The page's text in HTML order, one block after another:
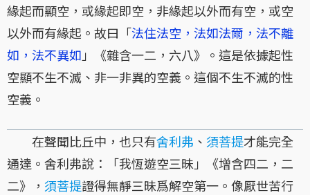
緣起而顯空，或緣起即空，非緣起以外而有空，或空
以外而有緣起。故曰「法住法空，法如法爾，法不離
如，法不異如 」《雜含一二，六八》。這是依據起性
空顯不生不滅、非一非異的空義。這個不生不滅的性
空義。
在聲聞比丘中，也只有舍利弗 、 須菩提才能完全
通達。舍利弗說：「我恆遊空三昧」《增含四二，二
二》， 須菩提證得無靜三昧爲解空第一。像厭世苦行